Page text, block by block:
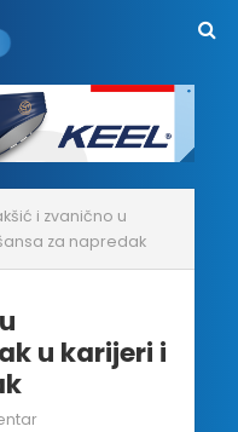
i zvanično u
za napredak
u karijeri i